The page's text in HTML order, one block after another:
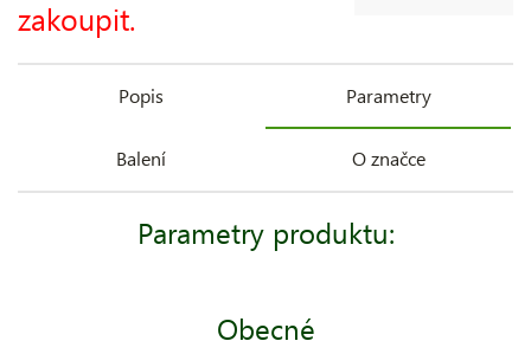
zakoupit.
Popis Parametry
Balení O značce
Parametry produktu:
Obecné